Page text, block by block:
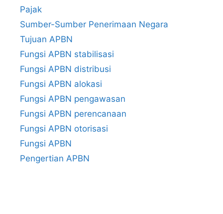
Pajak
Sumber-Sumber Penerimaan Negara
Tujuan APBN
Fungsi APBN stabilisasi
Fungsi APBN distribusi
Fungsi APBN alokasi
Fungsi APBN pengawasan
Fungsi APBN perencanaan
Fungsi APBN otorisasi
Fungsi APBN
Pengertian APBN